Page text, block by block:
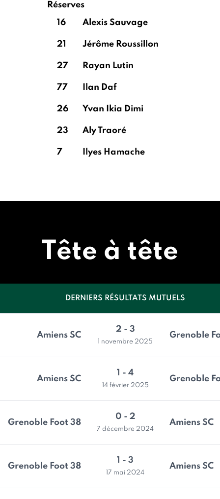
Réserves
16
Alexis Sauvage
21 Jérôme Roussillon
27 Rayan Lutin
77 Ilan Daf
26 Yvan Ikia Dimi
23 Aly Traoré
7 Ilyes Hamache
Tête à tête
DERNIERS RÉSULTATS MUTUELS
Amiens SC
2 - 3
1 novembre 2025
Grenoble
Amiens SC
1 - 4
14 février 2025
Grenoble
Grenoble Foot 38
0 - 2
7 décembre 2024
Amiens SC
Grenoble Foot 38
1 - 3
17 mai 2024
Amiens SC